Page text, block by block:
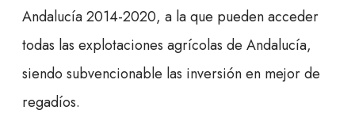
Andalucía 2014-2020, a la que pueden acceder
todas las explotaciones agrícolas de Andalucía,
siendo subvencionable las inversión en mejor de
regadíos.